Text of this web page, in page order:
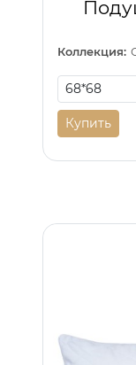
Коллекция:
Купить